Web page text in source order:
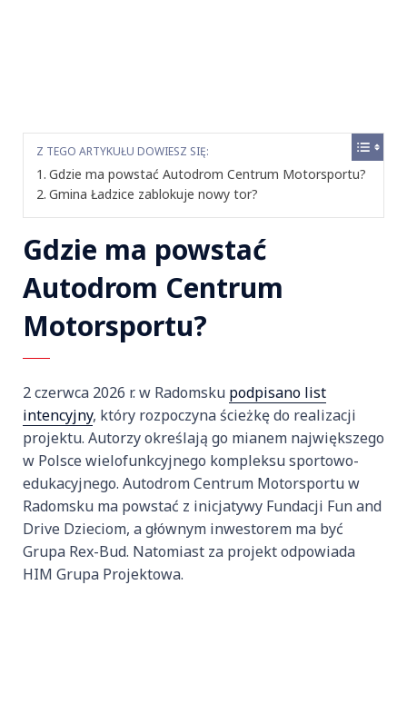
Z TEGO ARTYKUŁU DOWIESZ SIĘ:
Gdzie ma powstać Autodrom Centrum Motorsportu?
Gmina Ładzice zablokuje nowy tor?
Gdzie ma powstać
Autodrom Centrum
Motorsportu?
2 czerwca 2026 r. w Radomsku podpisano list
intencyjny, który rozpoczyna ścieżkę do realizacji
projektu. Autorzy określają go mianem największego
w Polsce wielofunkcyjnego kompleksu sportowo-
edukacyjnego. Autodrom Centrum Motorsportu w
Radomsku ma powstać z inicjatywy Fundacji Fun and
Drive Dzieciom, a głównym inwestorem ma być
Grupa Rex-Bud. Natomiast za projekt odpowiada
HIM Grupa Projektowa.